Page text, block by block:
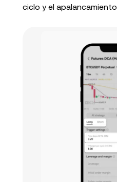
ciclo y el apalancamiento